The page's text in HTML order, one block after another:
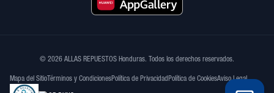
© 2026 ALLAS REPUESTOS Honduras. Todos los derechos reservados.
Mapa del Sitio Términos y CondicionesPolítica de Privacidad Política de CookiesAviso Legal